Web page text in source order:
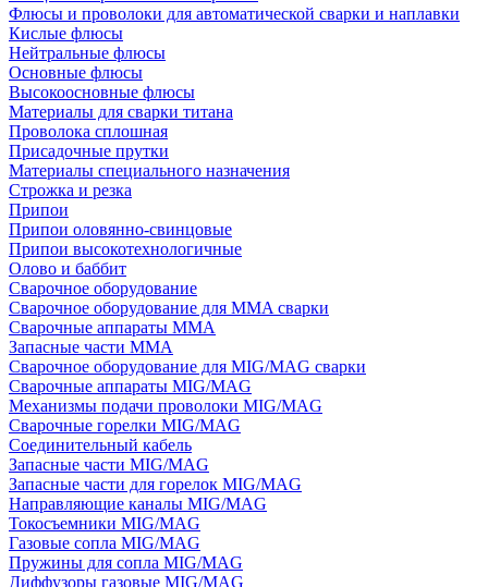
Флюсы и проволоки для автоматической сварки и наплавки
Кислые флюсы
Нейтральные флюсы
Основные флюсы
Высокоосновные флюсы
Материалы для сварки титана
Проволока сплошная
Присадочные прутки
Материалы специального назначения
Строжка и резка
Припои
Припои оловянно-свинцовые
Припои высокотехнологичные
Олово и баббит
Сварочное оборудование
Сварочное оборудование для MMA сварки
Сварочные аппараты MMA
Запасные части MMA
Сварочное оборудование для MIG/MAG сварки
Сварочные аппараты MIG/MAG
Механизмы подачи проволоки MIG/MAG
Сварочные горелки MIG/MAG
Соединительный кабель
Запасные части MIG/MAG
Запасные части для горелок MIG/MAG
Направляющие каналы MIG/MAG
Токосъемники MIG/MAG
Газовые сопла MIG/MAG
Пружины для сопла MIG/MAG
Диффузоры газовые MIG/MAG